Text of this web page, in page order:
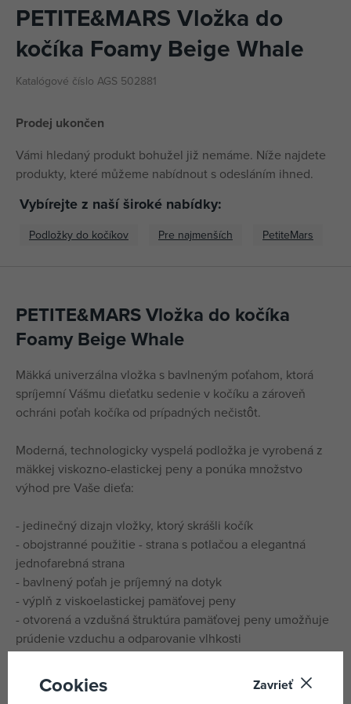
PETITE&MARS Vložka do
kočíka Foamy Beige Whale
Katalógové číslo AGS 502881
Prodej ukončen
Vámi hledaný produkt bohužel již nemáme. Níže najdete
produkty, které můžeme nabídnout s odesláním ihned.
Vybírejte z naší široké nabídky:
Podložky do kočíkov Pre najmenších PetiteMars
PETITE&MARS Vložka do kočíka
Foamy Beige Whale
Mäkká univerzálna vložka s bavlneným poťahom, ktorá
spríjemní Vášmu dieťatku sedenie v kočíku a zároveň
ochráni poťah kočíka od prípadných nečistôt.
Moderná, technologicky vyspelá podložka je vyrobená z
mäkkej viskozno-elastickej peny a ponúka množstvo
výhod pre Vaše dieťa:
- jedinečný dizajn vložky, ktorý skrášli kočík
- obojstranné použitie - strana s potlačou a elegantná
jednofarebná strana
- bavlnený poťah je príjemný na dotyk
- výplň z viskoelastickej pamäťovej peny
- otvorená a vzdušná štruktúra pamäťovej peny umožňuje
prúdenie vzduchu a odparovanie vlhkosti
- zaistí dieťatku pohodlné sedenie
- pamäťová pena je odolná voči tlaku, znižuje tlak na tie
body tela, ktoré sú v polohe v ľahu najviac zaťažované a
Cookies Zavrieť